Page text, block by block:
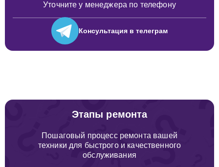
Уточните у менеджера по телефону
Консультация в телеграм
Этапы ремонта
Пошаговый процесс ремонта вашей
техники для быстрого и качественного
обслуживания